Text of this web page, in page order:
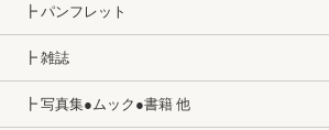
┣ パンフレット
┣ 雑誌
┣ 写真集●ムック●書籍 他